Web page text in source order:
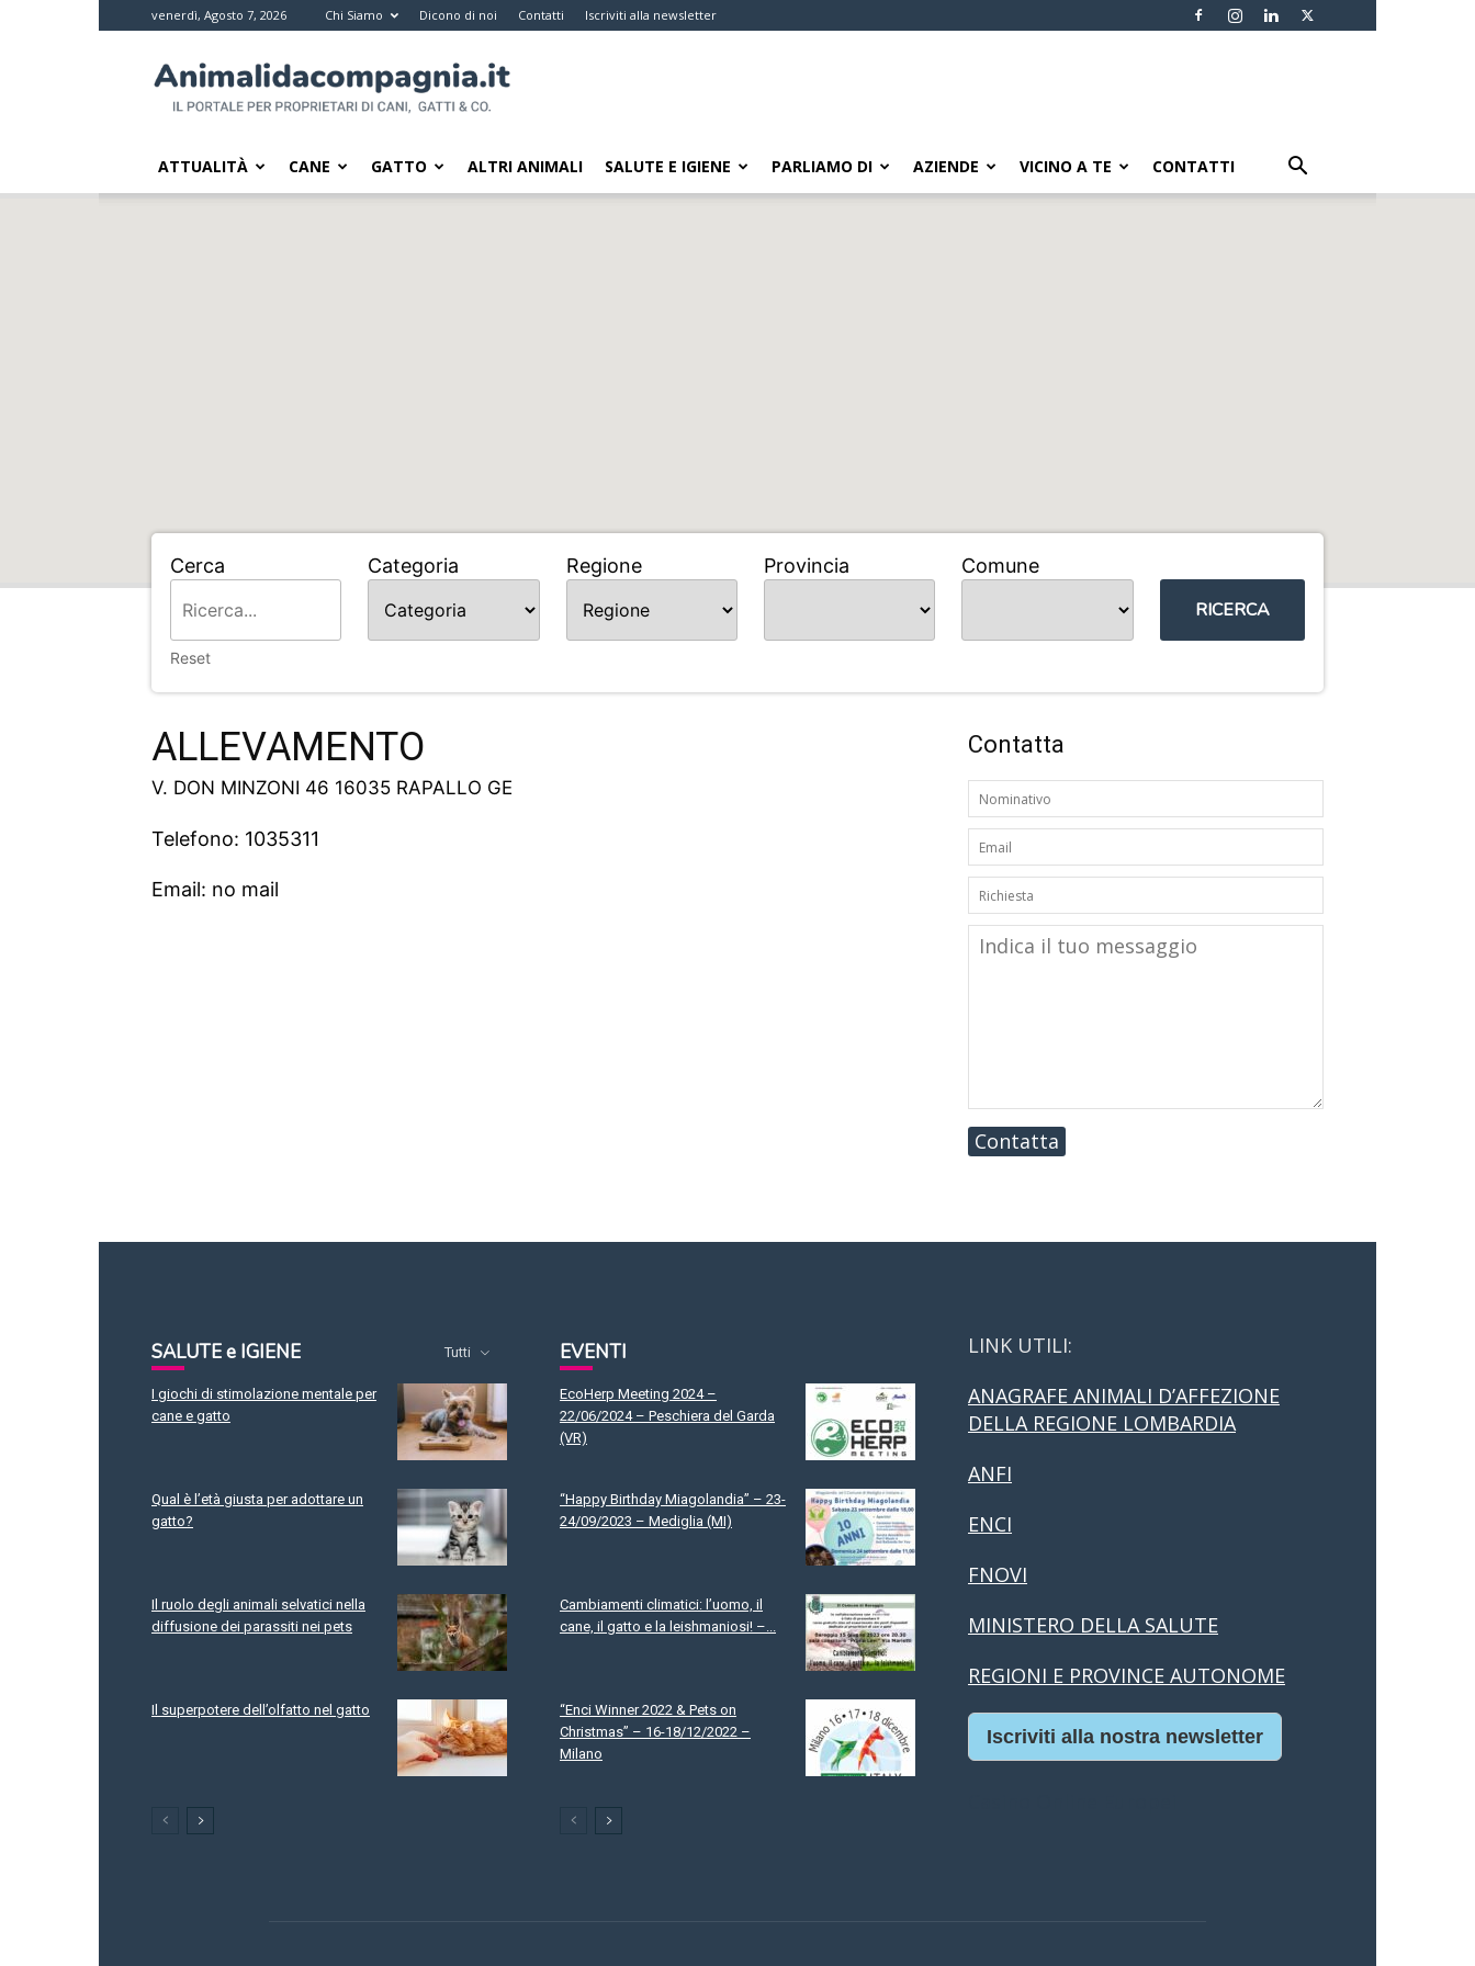
venerdì, Agosto 7, 2026 Chi Siamo Dicono di noi Contatti Iscriviti alla newsletter
da
compagnia
Il
ATTUALITÀ CANE GATTO ALTRI ANIMALI SALUTE E IGIENE PARLIAMO DI AZIENDE VICINO A TE CONTATTI
Cerca Categoria Regione Provincia Comune
RICERCA
Reset
Home ALLEVAMENTO
ALLEVAMENTO
V. DON MINZONI 46 16035 RAPALLO GE
Telefono: 1035311
Email: no mail
Contatta
Contatta
SALUTE e IGIENE Tutti
I giochi di stimolazione mentale per
cane e gatto
Qual è l’età giusta per adottare un
gatto?
Il ruolo degli animali selvatici nella
diffusione dei parassiti nei pets
Il superpotere dell’olfatto nel gatto
EVENTI
EcoHerp Meeting 2024 –
22/06/2024 – Peschiera del Garda
(VR)
“Happy Birthday Miagolandia” – 23-
24/09/2023 – Mediglia (MI)
Cambiamenti climatici: l’uomo, il
cane, il gatto e la leishmaniosi! –...
“Enci Winner 2022 & Pets on
Christmas” – 16-18/12/2022 –
Milano
LINK UTILI:
ANAGRAFE ANIMALI D’AFFEZIONE
DELLA REGIONE LOMBARDIA
ANFI
ENCI
FNOVI
MINISTERO DELLA SALUTE
REGIONI E PROVINCE AUTONOME
Iscriviti alla nostra newsletter